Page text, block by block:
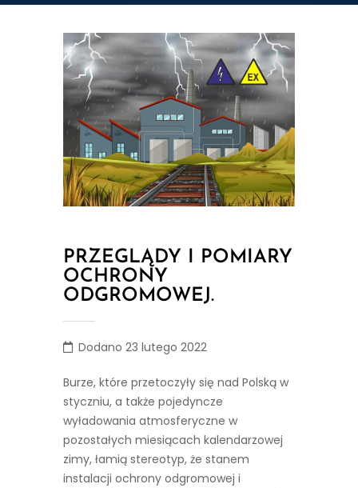
PRZEGLĄDY I POMIARY
OCHRONY
ODGROMOWEJ.
Dodano 23 lutego 2022
Burze, które przetoczyły się nad Polską w
styczniu, a także pojedyncze
wyładowania atmosferyczne w
pozostałych miesiącach kalendarzowej
zimy, łamią stereotyp, że stanem
instalacji ochrony odgromowej i